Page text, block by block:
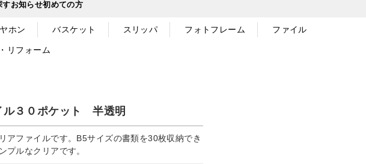
すお知らせ初めての方
ホン バスケット スリッパ フォトフレーム ファイル
リフォーム
３０ポケット 半透明
アファイルです。B5サイズの書類を30枚収納でき
プルなクリアです。